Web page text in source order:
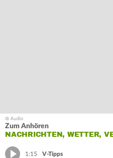
Zum Anhören
NACHRICHTEN, WETTER,
1:15 V-Tipps